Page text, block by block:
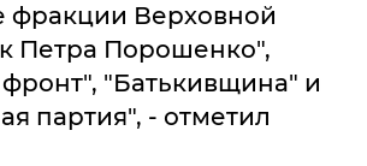
фракции Верховной
Петра Порошенко",
"Батькивщина" и
партия", - отметил